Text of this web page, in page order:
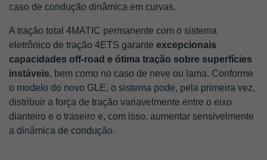
caso de condução dinâmica em curvas.
A tração total 4MATIC permanente com o sistema
eletrônico de tração 4ETS garante excepcionais
capacidades off-road e ótima tração sobre superfícies
instáveis, bem como no caso de neve ou lama. Conforme
o modelo do novo GLE, o sistema pode, pela primeira vez,
distribuir a força de tração variavelmente entre o eixo
dianteiro e o traseiro e, com isso, aumentar sensivelmente
a dinâmica de condução.